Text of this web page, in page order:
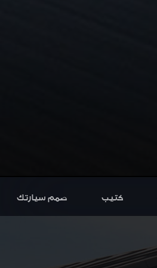
كتيب صمم سيارتك